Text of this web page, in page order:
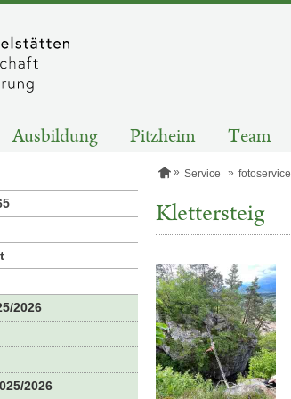
Ausbildung Pitzheim Team
2026
2026
S
i
t
e
Service fotoservice
Klettersteig